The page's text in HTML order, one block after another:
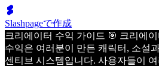
Slashpageで作成
크리에이터 수익 가이드 🎯 크리에
수익은 여러분이 만든 캐릭터, 소설
센티브 시스템입니다. 사용자들이